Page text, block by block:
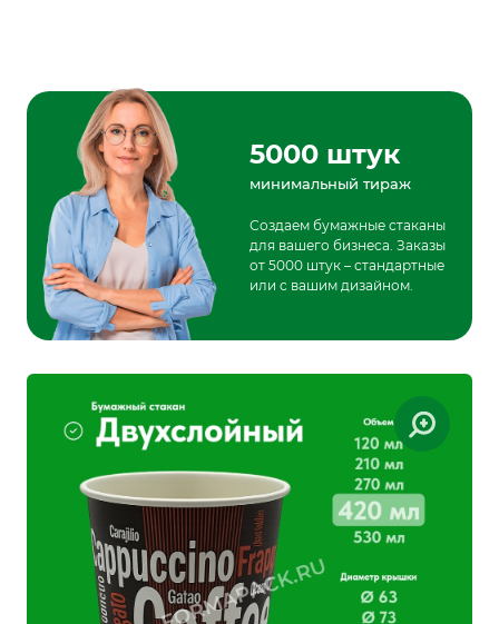
5000 штук
минимальный тираж
Создаем бумажные стаканы
для вашего бизнеса. Заказы
от 5000 штук – стандартные
или с вашим дизайном.